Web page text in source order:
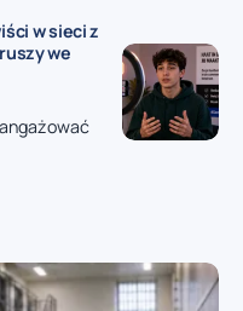
w sieci z
we